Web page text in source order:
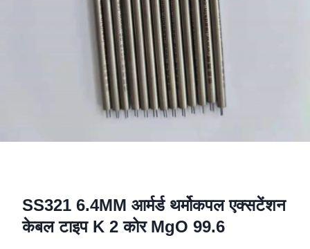
SS321 6.4MM आर्मर्ड थर्मोकपल एक्सटेंशन
केबल टाइप K 2 कोर MgO 99.6